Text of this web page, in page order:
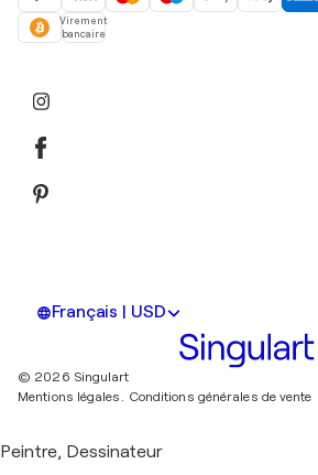
Virement
bancaire
Français | USD
© 2026 Singulart
Mentions légales. Conditions générales de vente
Peintre, Dessinateur